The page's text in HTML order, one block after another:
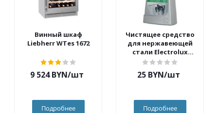
Винный шкаф
Liebherr WTes 1672
9 524BYN/шт
Подробнее
Чистящее средство
для нержавеющей
стали Electrolux
E6SCC104
25BYN/шт
Подробнее